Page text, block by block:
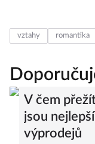
vztahy romantika
V čem
jsou
výprodejů